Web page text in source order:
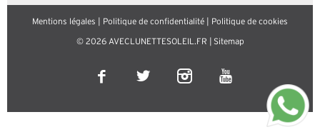
Mentions légales Politique de confidentialité Politique de cookies
© 2026 AVECLUNETTESOLEIL.FR | Sitemap